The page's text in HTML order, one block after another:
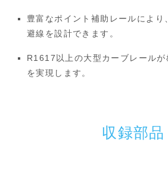
豊富なポイント補助レールにより
避線を設計できます。
R1617以上の大型カーブレールが
を実現します。
収録部品